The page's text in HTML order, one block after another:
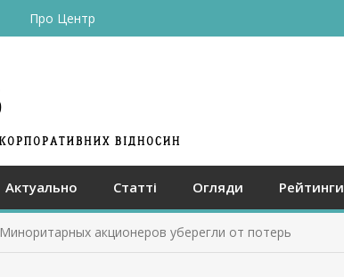
Про Центр
Актуально Статті Огляди Рейтинги
Миноритарных акционеров уберегли от потерь